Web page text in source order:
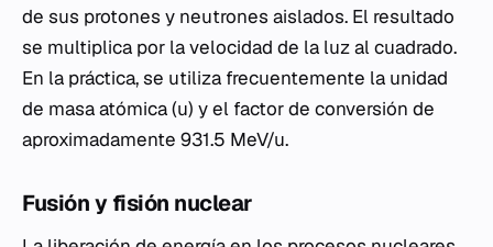
de sus protones y neutrones aislados. El resultado
se multiplica por la velocidad de la luz al cuadrado.
En la práctica, se utiliza frecuentemente la unidad
de masa atómica (u) y el factor de conversión de
aproximadamente 931.5 MeV/u.
Fusión y fisión nuclear